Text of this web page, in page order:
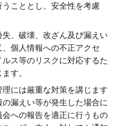
こととし、安全性を考慮
、破壊、改ざん及び漏えい
個人情報への不正アクセ
ス等のリスクに対応するた
す。
には厳重な対策を講じます
漏えい等が発生した場合に
への報告を適正に行うもの